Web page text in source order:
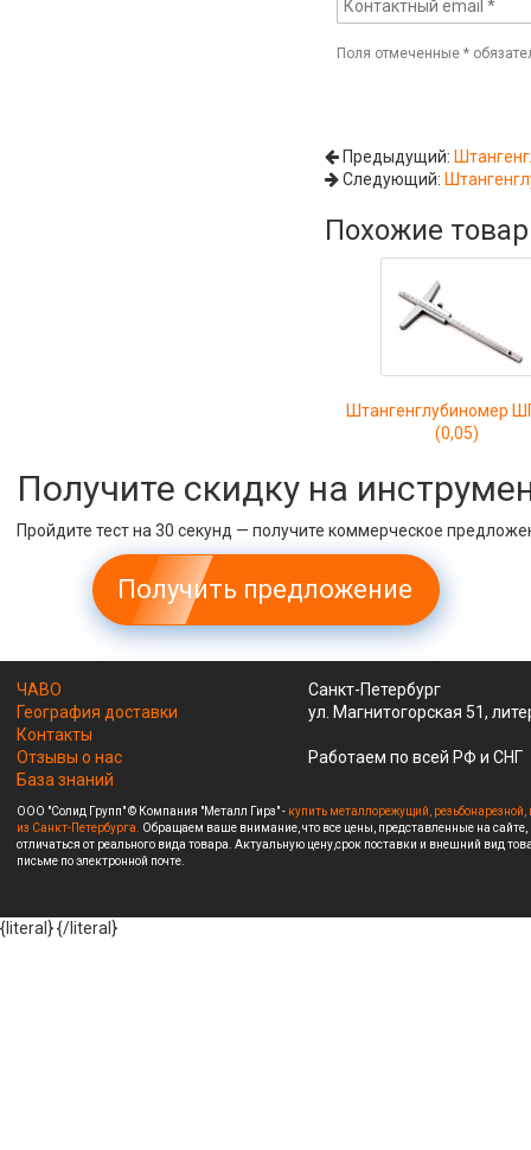
Поля отмеченные*
Предыдущий:
Следующий:
Похожие
Штангенглубиномер
(0,05)
Получите скидку на
Пройдите тест на 30 секунд — получите коммерческое
Получить предложение
ЧАВО
География доставки
Контакты
Отзывы о нас
База знаний
Санкт-Петербург
ул. Магнитогорская 51,
Работаем по всей РФ и СНГ
ООО "Солид Групп" © Компания "Металл Гирз" - купить металлорежущий,
из Санкт-Петербурга. Обращаем ваше внимание, что все цены, представленные на
отличаться от реального вида товара. Актуальную цену,срок поставки и внешний вид
письме по электронной почте.
{literal}{/literal}